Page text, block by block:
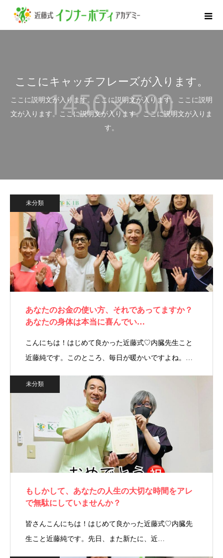
ここにキャッチフレーズが入ります。
ここに説明文が入ります。ここに説明文が入ります。ここに説明
文が入ります。ここに説明文が入ります。ここに説明文が入りま
す。
未分類
あなたのお金の使い方、それであってますか？
あなたの身体は本当に喜んでい…
こんにちは！はじめて良かった近藤式♡内臓先生こと
近藤純です。このところ、毎日が暖かいですよね。…
未分類
もしかして、あなたの人生の大切な時間をアレ
で無駄にしていませんか？
皆さんこんにちは！はじめて良かった近藤式♡内臓先
生こと近藤純です。先日、また新たに、近…